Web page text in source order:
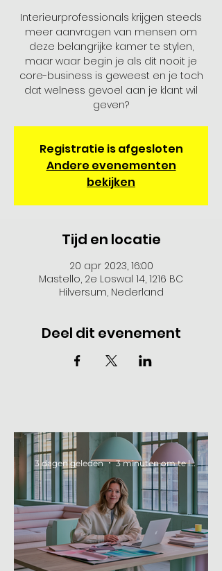
Interieurprofessionals krijgen steeds
meer aanvragen van mensen om
deze belangrijke kamer te stylen,
maar waar begin je als dit nooit je
core-business is geweest en je toch
dat welness gevoel aan je klant wil
geven?
Registratie is afgesloten
Andere evenementen
bekijken
Tijd en locatie
20 apr 2023, 16:00
Mastello, 2e Loswal 14, 1216 BC
Hilversum, Nederland
Deel dit evenement
3 dagen geleden 3 minuten om te lezen